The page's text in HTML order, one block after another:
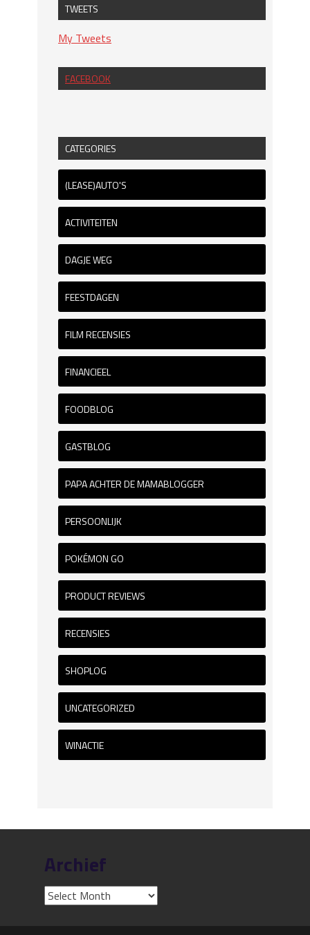
TWEETS
My Tweets
FACEBOOK
CATEGORIES
(LEASE)AUTO'S
ACTIVITEITEN
DAGJE WEG
FEESTDAGEN
FILM RECENSIES
FINANCIEEL
FOODBLOG
GASTBLOG
PAPA ACHTER DE MAMABLOGGER
PERSOONLIJK
POKÉMON GO
PRODUCT REVIEWS
RECENSIES
SHOPLOG
UNCATEGORIZED
WINACTIE
Archief